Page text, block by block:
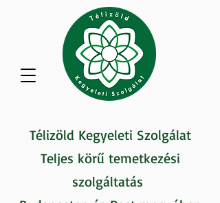
Télizöld Kegyeleti Szolgálat
Teljes körű temetkezési
szolgáltatás